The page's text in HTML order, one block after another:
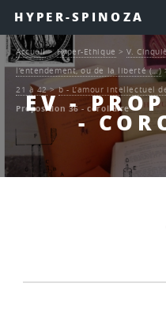
HYPER-SPINOZA
EV -
-
Accueil>Hyper-Ethique >V.
l’entendement, ou de la liberté (…)
21 à 42>b - L’amour intellectuel
Proposition 36 - corollaire